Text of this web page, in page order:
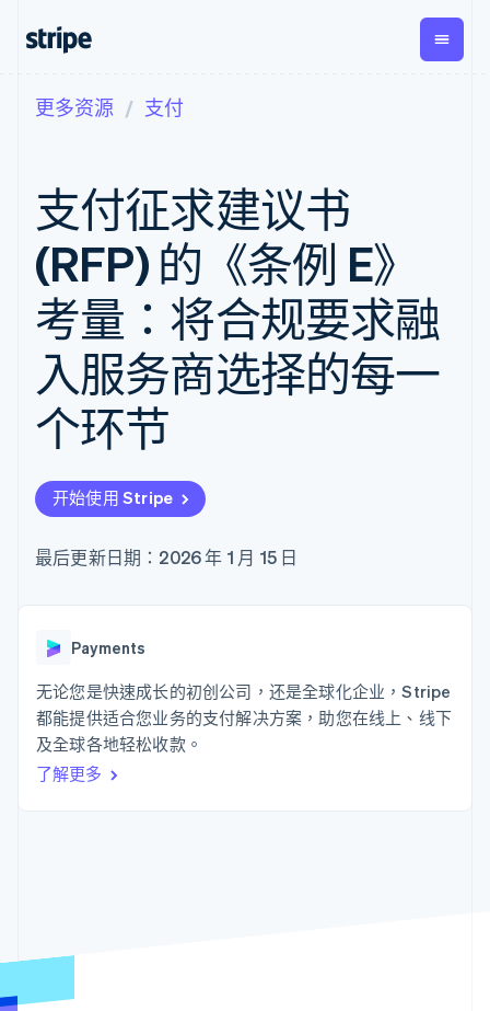
支付
在线支付
Managed
Payments
备案商家解决
方案
Payment links
无代码支付
Checkout
预构建支付界
面
Elements
灵活的 UI 组件
Payment
接入 125+ 种支
付方式
Boost
经常性收入
Metronome
按用量计费
Subscriptions
订阅管理
Invoicing
一次性或定期
账单
Tax
销售税和增值
Stripe Sigma
自定义报告
数据同步
Global
Payouts
向第三
方打款
Crypto
钱包、
稳定币
发行和
发卡基
础设施
更多
Product roadmap
了解未来规划
按企业阶段
按应用场景
智能体商务
加密货币
电子商务
嵌入式金融
财务自动化
全球化企业
应用内支付
交易市场
平台
SaaS
游戏
酒店、旅游与休闲
保险
媒体与娱乐
非营利组织
文档
库与 SDK
Stripe Apps
指南
接受线上付款
实施预置结账流程
构建平台或交易市场
管理订阅
提供按用量计费
发行稳定币支持的支付卡
务
API 状态
学习
指南
支持
获取支持
托管支持方案
专业服务
产品路线图
Sessions 年度大会
资讯中心
联系销售
成为合作伙伴
更多资源 支付
支付征求建议书
(RFP) 的《条例 E》
考量：将合规要求融
入服务商选择的每一
个环节
开始使用 Stripe
最后更新日期：2026 年 1 月 15 日
Payments
无论您是快速成长的初创公司，还是全球化企业，Stripe
都能提供适合您业务的支付解决方案，助您在线上、线下
及全球各地轻松收款。
了解更多